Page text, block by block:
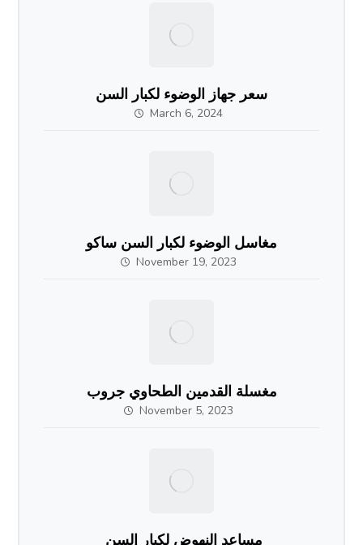
سعر جهاز الوضوء لكبار السن
March 6, 2024
مغاسل الوضوء لكبار السن ساكو
November 19, 2023
مغسلة القدمين الطحاوي جروب
November 5, 2023
مساعد النهوض لكبار السن